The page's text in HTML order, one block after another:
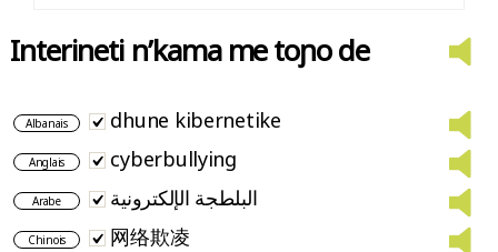
Interineti n’kama me toɲo de
Albanais dhune kibernetike
Anglais cyberbullying
Arabe البلطجة الإلكترونية
Chinois 网络欺凌